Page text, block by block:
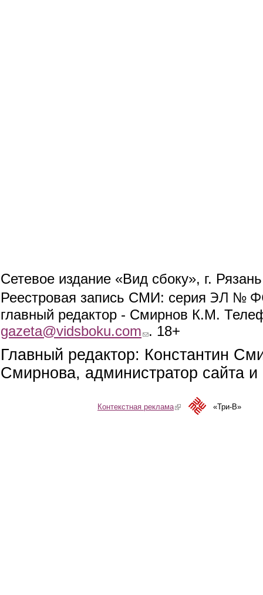
Сетевое издание «Вид сбоку», г.
Реестровая запись СМИ: серия ЭЛ №
главный редактор - Смирнов К.М.
gazeta@vidsboku.com (link sends e-mail)
. 18+
Главный редактор: Константин
Смирнова, администратор сайта
Контекстная реклама(link is external)«Три-В»